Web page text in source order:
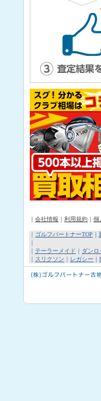
｜ 会社情報 ｜ 利用規約 ｜ 個
｜ ゴルフパートナーTOP ｜
｜
｜ テーラーメイド ｜ ダンロ
｜ スリクソン ｜ レガシー ｜